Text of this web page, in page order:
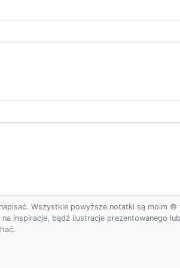
Wszystkie powyższe notatki są moim ©
inspiracje, bądź ilustracje prezentowanego